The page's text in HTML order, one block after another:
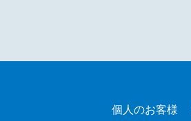
個人のお客様